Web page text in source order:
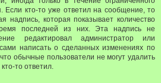
Если кто-то уже ответил на сообщение, то
надпись, которая показывает количество
последней из них. Эта надпись не
редактировал администратор или
написать о сделанных изменениях по
обычные пользователи не могут удалить
то ответил.